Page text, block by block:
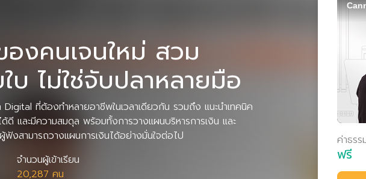
องคนเจนใหม่ สวม
บ ไม่ใช่จับปลาหลายมือ
Digital ที่ต้องทำหลายอาชีพในเวลาเดียวกัน รวมถึง แนะนำเทคนิค
ดี และมีความสมดุล พร้อมทั้งการวางแผนบริหารการเงิน และ
ฟังสามารถวางแผนการเงินได้อย่างมั่นใจต่อไป
จำนวนผู้เข้าเรียน
20,287 คน
ค่าธรร
ฟรี